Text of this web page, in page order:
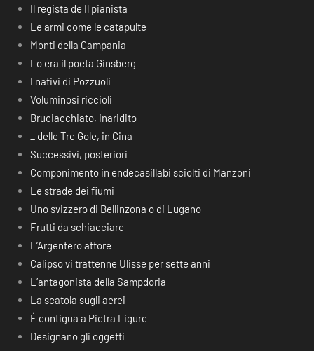
Il regista de Il pianista
Le armi come le catapulte
Monti della Campania
Lo era il poeta Ginsberg
I nativi di Pozzuoli
Voluminosi riccioli
Bruciacchiato, inaridito
_ delle Tre Gole, in Cina
Successivi, posteriori
Componimento in endecasillabi sciolti di Manzoni
Le strade dei fiumi
Uno svizzero di Bellinzona o di Lugano
Frutti da schiacciare
L’Argentero attore
Calipso vi trattenne Ulisse per sette anni
L’antagonista della Sampdoria
La scatola sugli aerei
É contigua a Pietra Ligure
Designano gli oggetti